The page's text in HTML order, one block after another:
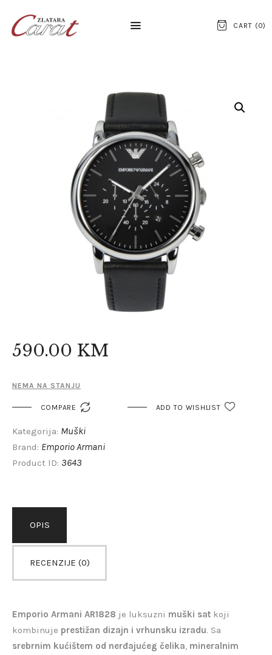
CART (0)
NASLOVNA
O NAMA
KONTAKT
SATOVI
SREBRNI NAKIT
ZLATNI NAKIT
590.00 KM
NEMA NA STANJU
COMPARE  ADD TO WISHLIST
Kategorija: Muški
Brand: Emporio Armani
Product ID: 3643
OPIS
RECENZIJE (0)
Emporio Armani AR1828 je luksuzni muški sat koji
kombinuje prestižan dizajn i vrhunsku izradu. Sa
srebrnim kućištem od nerđajućeg čelika, mineralnim